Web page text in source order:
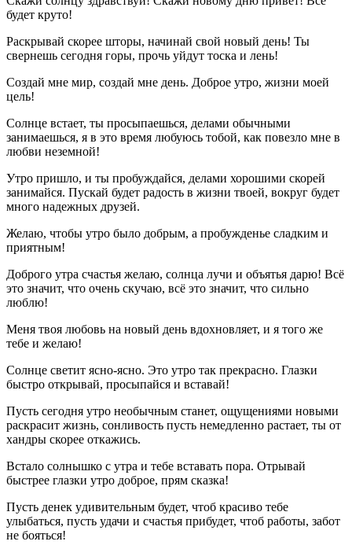
будет круто!
Раскрывай скорее шторы, начинай свой новый день! Ты
свернешь сегодня горы, прочь уйдут тоска и лень!
Создай мне мир, создай мне день. Доброе утро, жизни моей
цель!
Солнце встает, ты просыпаешься, делами обычными
занимаешься, я в это время любуюсь тобой, как повезло мне в
любви неземной!
Утро пришло, и ты пробуждайся, делами хорошими скорей
занимайся. Пускай будет радость в жизни твоей, вокруг будет
много надежных друзей.
Желаю, чтобы утро было добрым, а пробужденье сладким и
приятным!
Доброго утра счастья желаю, солнца лучи и объятья дарю! Всё
это значит, что очень скучаю, всё это значит, что сильно
люблю!
Меня твоя любовь на новый день вдохновляет, и я того же
тебе и желаю!
Солнце светит ясно-ясно. Это утро так прекрасно. Глазки
быстро открывай, просыпайся и вставай!
Пусть сегодня утро необычным станет, ощущениями новыми
раскрасит жизнь, сонливость пусть немедленно растает, ты от
хандры скорее откажись.
Встало солнышко с утра и тебе вставать пора. Отрывай
быстрее глазки утро доброе, прям сказка!
Пусть денек удивительным будет, чтоб красиво тебе
улыбаться, пусть удачи и счастья прибудет, чтоб работы, забот
не бояться!